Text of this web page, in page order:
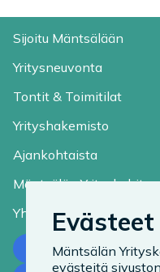
Sijoitu Mäntsälään
Yritysneuvonta
Tontit & Toimitilat
Yrityshakemisto
Ajankohtaista
Mäntsälän Yrityskehitys
Yhteystiedot
Ota yhteyttä
Evästeet
Mäntsälän
evästeitä